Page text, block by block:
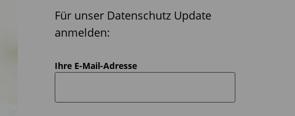
Für unser Datenschutz Update
anmelden:
Ihre E-Mail-Adresse